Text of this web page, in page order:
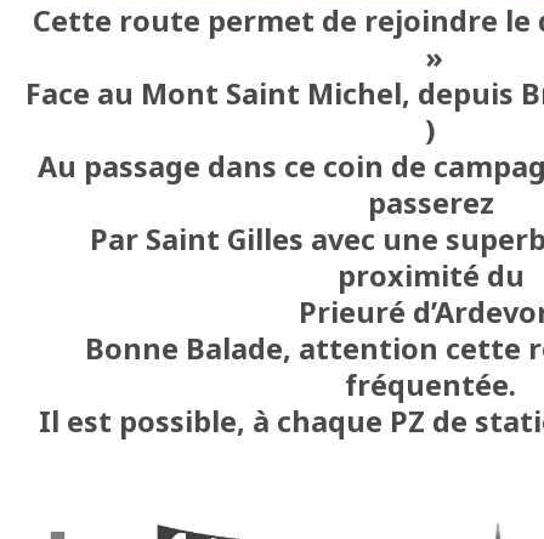
Cette route permet de rejoindre
»
Face au Mont Saint Michel, depuis
)
Au passage dans ce coin de
passerez
Par Saint Gilles avec une
proximité du
Prieuré
Bonne Balade, attention cette
fréquentée.
Il est possible, à chaque PZ de